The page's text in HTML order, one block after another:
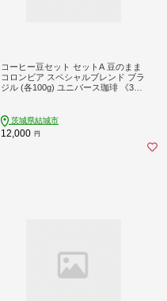
コーヒー豆セット セットA 豆のまま
コロンビア スペシャルブレンド ブラ
ジル (各100g) ユニバース珈琲 《30
可地域あり】(沖縄・離島)---yuki_yu
ni_8_cbs---
茨城県結城市
12,000 円